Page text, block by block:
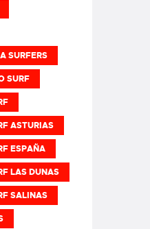
SURFERS
SURF
ASTURIAS
ESPAÑA
LAS DUNAS
SALINAS